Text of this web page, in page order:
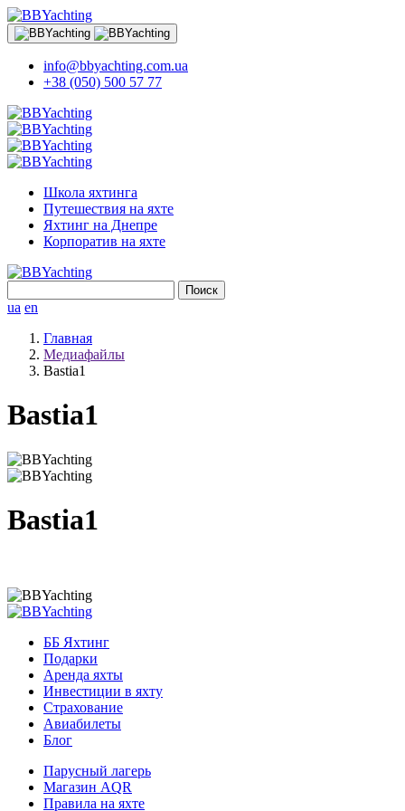
info@bbyachting.com.ua
+38 (050) 500 57 77
Школа яхтинга
Путешествия на яхте
Яхтинг на Днепре
Корпоратив на яхте
ua en
Главная
Медиафайлы
Bastia1
Bastia1
Bastia1
ББ Яхтинг
Подарки
Аренда яхты
Инвестиции в яхту
Страхование
Авиабилеты
Блог
Парусный лагерь
Магазин AQR
Правила на яхте